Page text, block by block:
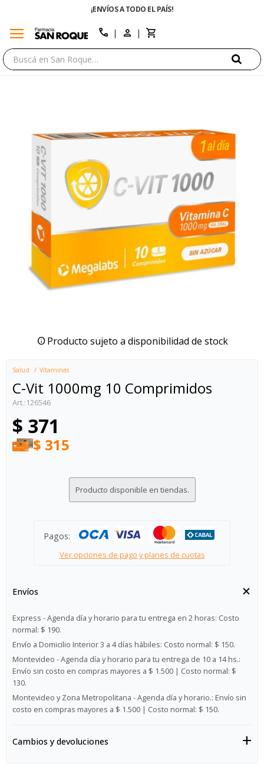
¡ENVÍOS A TODO EL PAÍS!
menu call
Producto sujeto a disponibilidad de stock
Salud Vitaminas
C-Vit 1000mg 10 Comprimidos
126546
$ 371
$ 315
Producto disponible en tiendas.
Pagos:
Ver opciones de pago y planes de cuotas
Envíos
Express - Agenda día y horario para tu entrega en 2 horas: Costo
normal: $ 190.
Envío a Domicilio Interior 3 a 4 días hábiles: Costo normal: $ 150.
Montevideo - Agenda día y horario para tu entrega de 10 a 14 hs.:
Envío sin costo en compras mayores a $ 1.500 | Costo normal: $
130.
Montevideo y Zona Metropolitana - Agenda día y horario.: Envío sin
costo en compras mayores a $ 1.500 | Costo normal: $ 150.
Cambios y devoluciones
close